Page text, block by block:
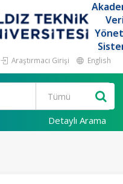
Araştırmacı Girişi English
Detaylı Arama